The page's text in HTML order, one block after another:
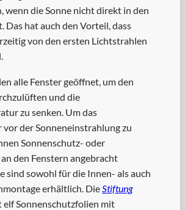
wenn die Sonne nicht direkt in den
Das hat auch den Vorteil, dass
von den ersten Lichtstrahlen
alle Fenster geöffnet, um den
und die
zu senken. Um das
vor der Sonneneinstrahlung zu
Sonnenschutz- oder
den Fenstern angebracht
sind sowohl für die Innen- als auch
erhältlich. Die Stiftung
Sonnenschutzfolien mit